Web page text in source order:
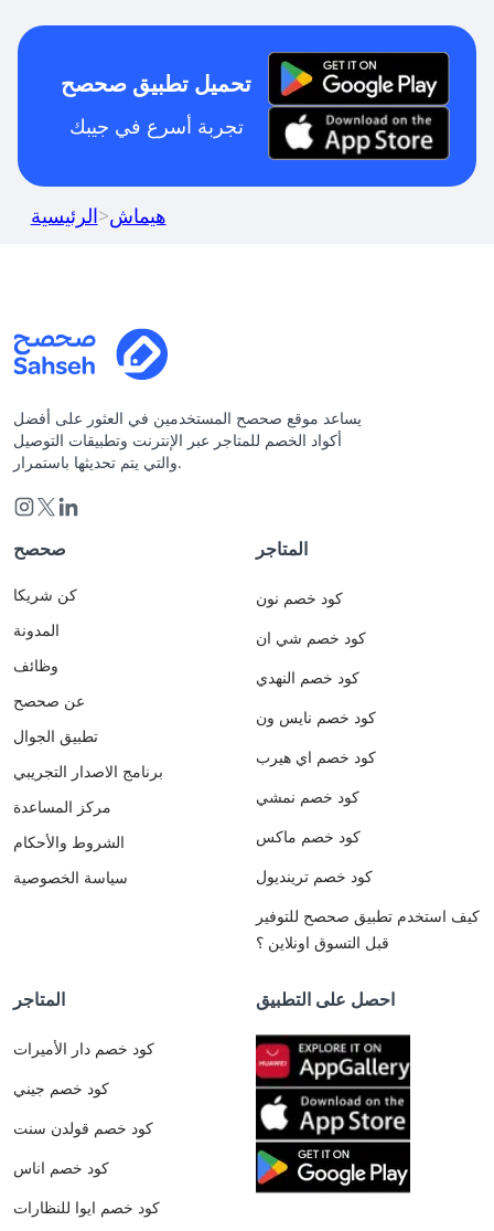
تحميل تطبيق صحصح
تجربة أسرع في جيبك
الرئيسية>هيماش
يساعد موقع صحصح المستخدمين في العثور على أفضل
أكواد الخصم للمتاجر عبر الإنترنت وتطبيقات التوصيل
والتي يتم تحديثها باستمرار.
صحصح
كن شريكا
المدونة
وظائف
عن صحصح
تطبيق الجوال
برنامج الاصدار التجريبي
مركز المساعدة
الشروط والأحكام
سياسة الخصوصية
المتاجر
كود خصم نون
كود خصم شي ان
كود خصم النهدي
كود خصم نايس ون
كود خصم اي هيرب
كود خصم نمشي
كود خصم ماكس
كود خصم ترينديول
كيف استخدم تطبيق صحصح للتوفير
قبل التسوق اونلاين ؟
المتاجر
كود خصم دار الأميرات
كود خصم جيني
كود خصم قولدن سنت
كود خصم اناس
كود خصم ايوا للنظارات
احصل على التطبيق